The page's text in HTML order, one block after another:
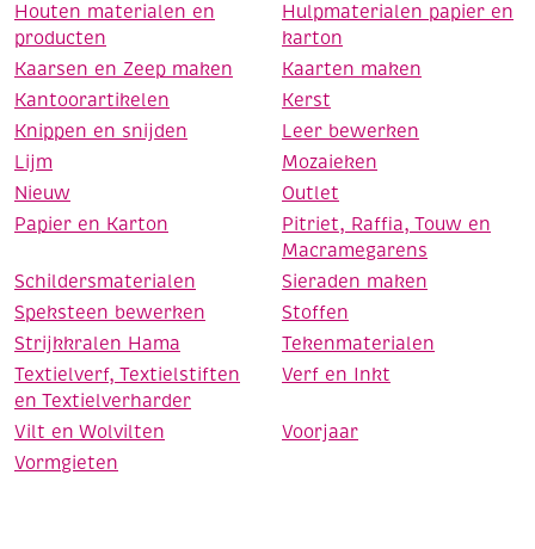
Houten materialen en
producten
Hulpmaterialen papier en
karton
Kaarsen en Zeep maken
Kaarten maken
Kantoorartikelen
Kerst
Knippen en snijden
Leer bewerken
Lijm
Mozaieken
Nieuw
Outlet
Papier en Karton
Pitriet, Raffia, Touw en
Macramegarens
Schildersmaterialen
Sieraden maken
Speksteen bewerken
Stoffen
Strijkkralen Hama
Tekenmaterialen
Textielverf, Textielstiften
en Textielverharder
Verf en Inkt
Vilt en Wolvilten
Voorjaar
Vormgieten